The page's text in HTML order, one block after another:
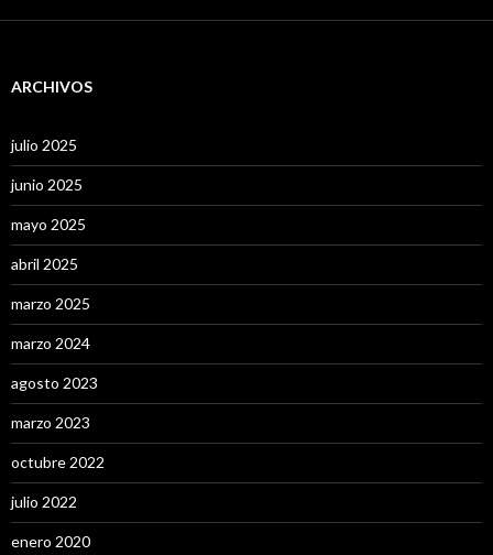
ARCHIVOS
julio 2025
junio 2025
mayo 2025
abril 2025
marzo 2025
marzo 2024
agosto 2023
marzo 2023
octubre 2022
julio 2022
enero 2020